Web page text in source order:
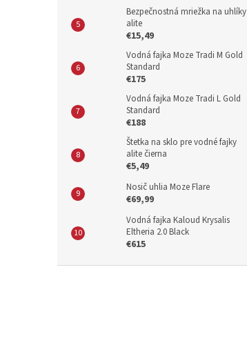
Bezpečnostná mriežka na uhlíky
alite
€15,49
Vodná fajka Moze Tradi M Gold
Standard
€175
Vodná fajka Moze Tradi L Gold
Standard
€188
Štetka na sklo pre vodné fajky
alite čierna
€5,49
Nosič uhlia Moze Flare
€69,99
Vodná fajka Kaloud Krysalis
Eltheria 2.0 Black
€615